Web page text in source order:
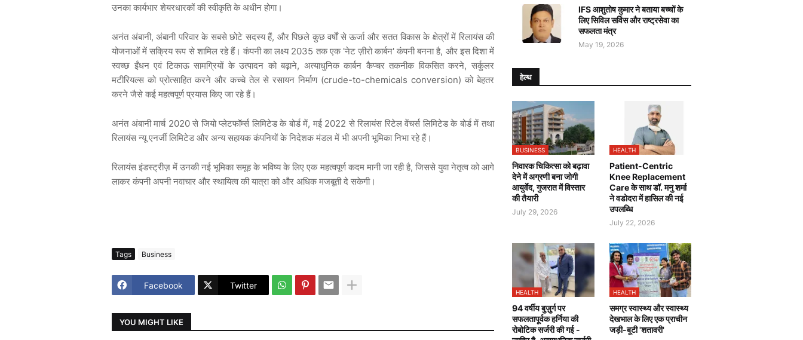
उनका कार्यभार शेयरधारकों की स्वीकृति के अधीन होगा।
अनंत अंबानी, अंबानी परिवार के सबसे छोटे सदस्य हैं, और पिछले कुछ वर्षों से ऊर्जा और सतत विकास के क्षेत्रों में रिलायंस की
योजनाओं में सक्रिय रूप से शामिल रहे हैं। कंपनी का लक्ष्य 2035 तक एक 'नेट ज़ीरो कार्बन' कंपनी बनना है, और इस दिशा में
स्वच्छ ईंधन एवं टिकाऊ सामग्रियों के उत्पादन को बढ़ाने, अत्याधुनिक कार्बन कैप्चर तकनीक विकसित करने, सर्कुलर
मटीरियल्स को प्रोत्साहित करने और कच्चे तेल से रसायन निर्माण (crude-to-chemicals conversion) को बेहतर
करने जैसे कई महत्वपूर्ण प्रयास किए जा रहे हैं।
अनंत अंबानी मार्च 2020 से जियो प्लेटफॉर्म्स लिमिटेड के बोर्ड में, मई 2022 से रिलायंस रिटेल वेंचर्स लिमिटेड के बोर्ड में तथा
रिलायंस न्यू एनर्जी लिमिटेड और अन्य सहायक कंपनियों के निदेशक मंडल में भी अपनी भूमिका निभा रहे हैं।
रिलायंस इंडस्ट्रीज़ में उनकी नई भूमिका समूह के भविष्य के लिए एक महत्वपूर्ण कदम मानी जा रही है, जिससे युवा नेतृत्व को आगे
लाकर कंपनी अपनी नवाचार और स्थायित्व की यात्रा को और अधिक मजबूती दे सकेगी।
Tags Business
Facebook Twitter
YOU MIGHT LIKE
IFS आशुतोष कुमार ने बताया बच्चों के
लिए सिविल सर्विस और राष्ट्रसेवा का
सफलता मंत्र
May 19, 2026
हेल्थ
BUSINESS
निवारक चिकित्सा को बढ़ावा
देने में अग्रणी बना जोगी
आयुर्वेद, गुजरात में विस्तार
की तैयारी
July 29, 2026
HEALTH
Patient-Centric
Knee Replacement
Care के साथ डॉ. मनु शर्मा
ने वडोदरा में हासिल की नई
उपलब्धि
July 22, 2026
HEALTH
94 वर्षीय बुज़ुर्ग पर
सफलतापूर्वक हर्निया की
रोबोटिक सर्जरी की गई -
HEALTH
समग्र स्वास्थ्य और स्वास्थ्य
देखभाल के लिए एक प्राचीन
जड़ी-बूटी 'शतावरी'